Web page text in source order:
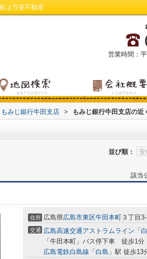
は万栄不動産
営業時間：
もみじ銀行牛田支店 > もみじ銀行牛田支店の近
並び順：
該当
住所 広島県広島市東区牛田本町 ３丁目
交通 広島高速交通アストラムライン 「
「牛田本町」バス停下車 徒歩1分
広島電鉄白島線 「 白島 」駅 徒歩13